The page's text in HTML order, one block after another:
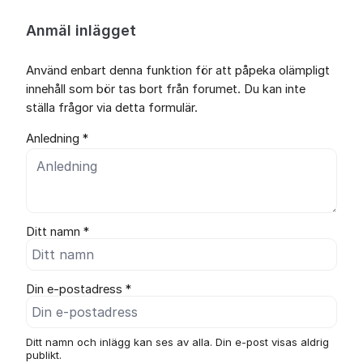
Anmäl inlägget
Använd enbart denna funktion för att påpeka olämpligt
innehåll som bör tas bort från forumet. Du kan inte
ställa frågor via detta formulär.
Anledning *
Ditt namn *
Din e-postadress *
Ditt namn och inlägg kan ses av alla. Din e-post visas aldrig
publikt.